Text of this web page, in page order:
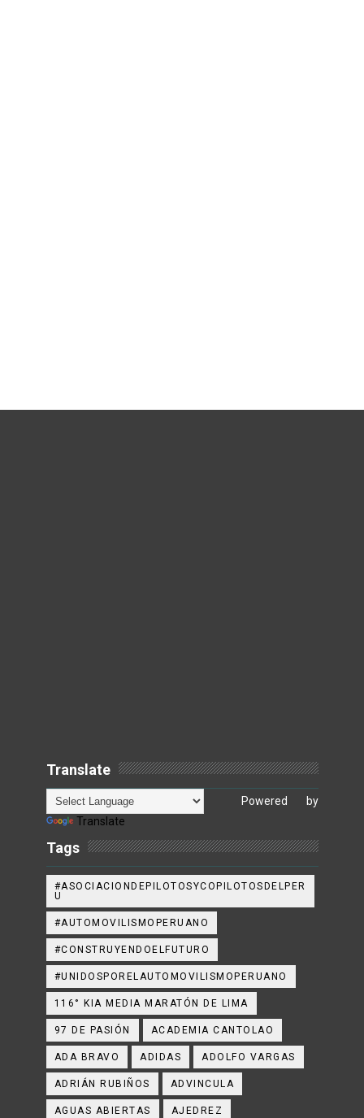
Translate
Powered by
Translate
Tags
#ASOCIACIONDEPILOTOSYCOPILOTOSDELPER
U
#AUTOMOVILISMOPERUANO
#CONSTRUYENDOELFUTURO
#UNIDOSPORELAUTOMOVILISMOPERUANO
116° KIA MEDIA MARATÓN DE LIMA
97 DE PASIÓN ACADEMIA CANTOLAO
ADA BRAVO ADIDAS ADOLFO VARGAS
ADRIÁN RUBIÑOS ADVINCULA
AGUAS ABIERTAS AJEDREZ